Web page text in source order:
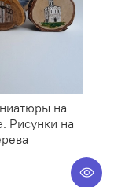
на
Рисунки на